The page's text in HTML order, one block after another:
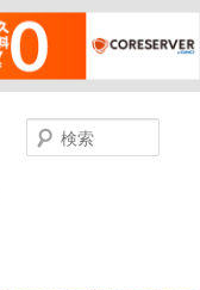
索